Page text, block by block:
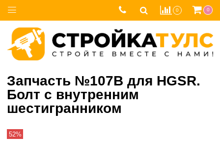
0 0
Запчасть №107B для HGSR.
Болт с внутренним
шестигранником
52%